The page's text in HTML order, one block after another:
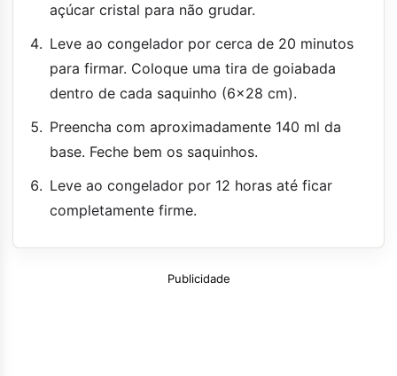
açúcar cristal para não grudar.
Leve ao congelador por cerca de 20 minutos
para firmar. Coloque uma tira de goiabada
dentro de cada saquinho (6x28 cm).
Preencha com aproximadamente 140 ml da
base. Feche bem os saquinhos.
Leve ao congelador por 12 horas até ficar
completamente firme.
Publicidade